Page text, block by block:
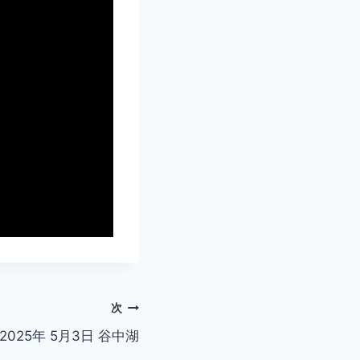
次
2025年 5月3日 谷中湖